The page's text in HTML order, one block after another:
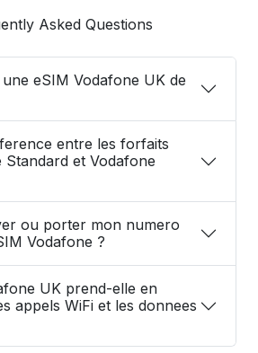
Asked Questions
eSIM Vodafone UK de
entre les forfaits
Standard et Vodafone
ou porter mon numero
Vodafone ?
UK prend-elle en
appels WiFi et les donnees